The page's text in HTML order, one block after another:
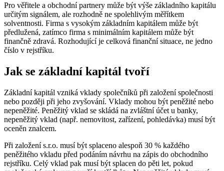
Pro věřitele a obchodní partnery může být výše základního kapitálu
určitým signálem, ale rozhodně ne spolehlivým měřítkem
solventnosti. Firma s vysokým základním kapitálem může být
předlužená, zatímco firma s minimálním kapitálem může být
finančně zdravá. Rozhodující je celková finanční situace, ne jedno
číslo v rejstříku.
Jak se základní kapitál tvoří
Základní kapitál vzniká vklady společníků při založení společnosti
nebo později při jeho zvyšování. Vklady mohou být peněžité nebo
nepeněžité. Peněžitý vklad se skládá na zvláštní účet u banky,
nepeněžitý vklad (např. nemovitost, zařízení, pohledávka) musí být
oceněn znalcem.
Při založení s.r.o. musí být splaceno alespoň 30 % každého
peněžitého vkladu před podáním návrhu na zápis do obchodního
rejstříku. Celý vklad pak musí být splacen do pěti let, pokud